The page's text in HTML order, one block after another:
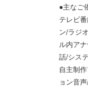
●主なご
テレビ
ン/ラジ
ル内ア
話/シス
自主制
ョン音